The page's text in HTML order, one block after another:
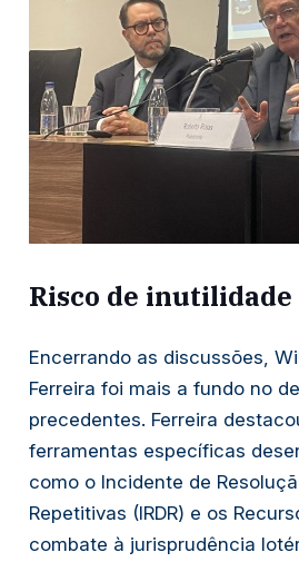
Risco de inutilidade
Encerrando as discussões,
Ferreira foi mais a fundo no
precedentes. Ferreira
ferramentas específicas
como o Incidente de
Repetitivas (IRDR) e os
combate à jurisprudência